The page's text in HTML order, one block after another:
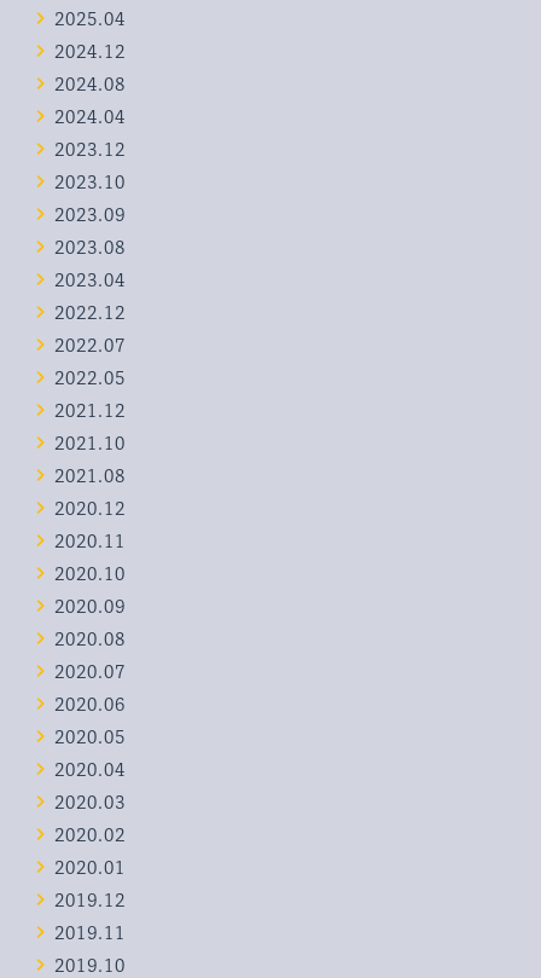
2025.04
2024.12
2024.08
2024.04
2023.12
2023.10
2023.09
2023.08
2023.04
2022.12
2022.07
2022.05
2021.12
2021.10
2021.08
2020.12
2020.11
2020.10
2020.09
2020.08
2020.07
2020.06
2020.05
2020.04
2020.03
2020.02
2020.01
2019.12
2019.11
2019.10